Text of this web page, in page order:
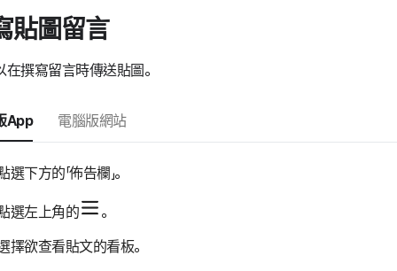
貼圖留言
在撰寫留言時傳送貼圖。
App 電腦版網站
選下方的「佈告欄」。
選左上角的 。
擇欲查看貼文的看板。